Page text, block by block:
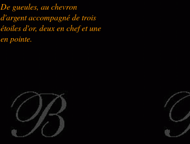
De gueules, au chevron
d'argent accompagné de trois
étoiles d'or, deux en chef et une
en pointe.